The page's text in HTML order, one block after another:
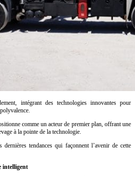
intégrant des technologies innovantes pour
comme un acteur de premier plan, offrant une
à la pointe de la technologie.
tendances qui façonnent l’avenir de cette
intelligent